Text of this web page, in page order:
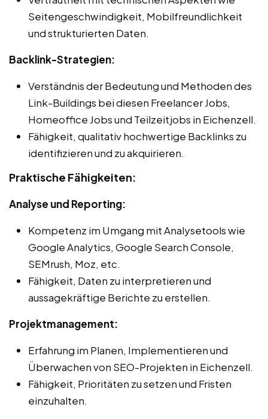
Seitengeschwindigkeit, Mobilfreundlichkeit
und strukturierten Daten.
Backlink-Strategien:
Verständnis der Bedeutung und Methoden des
Link-Buildings bei diesen Freelancer Jobs,
Homeoffice Jobs und Teilzeitjobs in Eichenzell.
Fähigkeit, qualitativ hochwertige Backlinks zu
identifizieren und zu akquirieren.
Praktische Fähigkeiten:
Analyse und Reporting:
Kompetenz im Umgang mit Analysetools wie
Google Analytics, Google Search Console,
SEMrush, Moz, etc.
Fähigkeit, Daten zu interpretieren und
aussagekräftige Berichte zu erstellen.
Projektmanagement:
Erfahrung im Planen, Implementieren und
Überwachen von SEO-Projekten in Eichenzell.
Fähigkeit, Prioritäten zu setzen und Fristen
einzuhalten.